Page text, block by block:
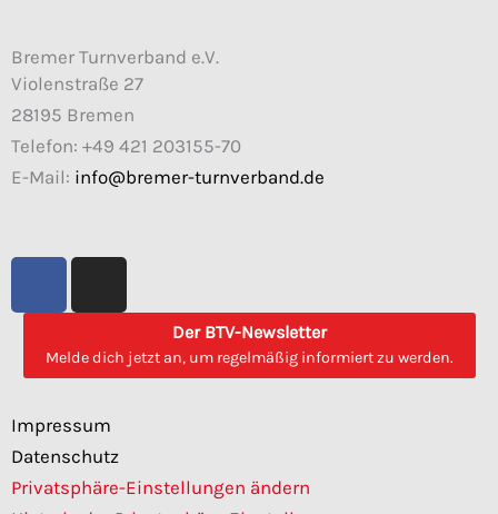
Bremer Turnverband e.V.
Violenstraße 27
28195 Bremen
Telefon: +49 421 203155-70
E-Mail: info@bremer-turnverband.de
e
b
o
k
t
a
r
a
m
Der BTV-Newsletter
Melde dich jetzt an, um regelmäßig informiert zu werden.
Impressum
Datenschutz
Privatsphäre-Einstellungen ändern